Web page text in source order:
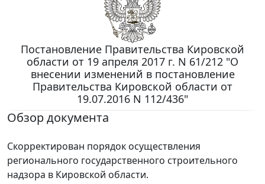
Постановление Правительства Кировской
области от 19 апреля 2017 г. N 61/212 "О
внесении изменений в постановление
Правительства Кировской области от
19.07.2016 N 112/436"
Обзор документа
Скорректирован порядок осуществления
регионального государственного строительного
надзора в Кировской области.